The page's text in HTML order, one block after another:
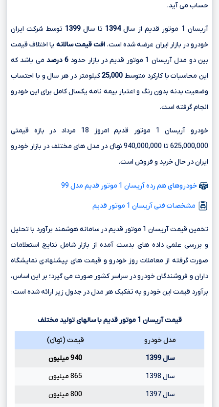
حساب می آید.
آریسان 1 موتور قدیم از سال 1394 تا سال 1399 توسط شرکت ایران
خودرو در بازار ایران عرضه شده است.افت قیمت سالانه یا اختلاف قیمت
بین دو مدل آریسان 1 موتور قدیم در بازار حدود
6 درصد
می باشد که
این محاسبات با کارکرد متوسط 25,000کیلومتر در هر سال و با احتساب
وضعیت بدنه بدون رنگ و اعتبار بیمه نامه یکسال کامل برای این خودرو
انجام گرفته است.
خودرو آریسان 1 موتور قدیم امروز 18 مرداد در بازه قیمتی
625,000,000 تا 940,000,000 تومانءءء در مدل های مختلف در بازار خودرو
ایران در حال خرید و فروش است.
خودروهای هم رده آریسان 1 موتور قدیم مدل 99
مشخصات فنی آریسان 1 موتور قدیم
تخمین قیمت آریسان 1 موتور قدیم در سامانه هوشمند برآورد با تحلیل
و بررسی علمی داده های بدست آمده از بازار شامل نتایج استعلامات
صورت گرفته از معاملات روز خودرو و قیمت های پیشنهادی نمایشگاه
داران و فروشندگان خودرو در سراسر کشور صورت می گیرد؛ بر این اساس،
برآورد قیمت این خودرو به تفکیک هر مدل در جدول زیر ارائه شده است:
قیمت آریسان 1 موتور قدیم با سالهای تولید مختلف
مدل خودرو
قیمت (تومانءءء)
سال 1399
940 میلیون
سال 1398
865 میلیون
سال 1397
800 میلیون